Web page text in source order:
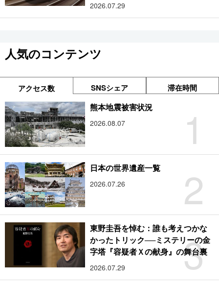
2026.07.29
人気のコンテンツ
アクセス数 SNSシェア 滞在時間
1
熊本地震被害状況
2026.08.07
2
日本の世界遺産一覧
2026.07.26
3
東野圭吾を悼む：誰も考えつかな
かったトリック──ミステリーの金
字塔『容疑者Ｘの献身』の舞台裏
2026.07.29